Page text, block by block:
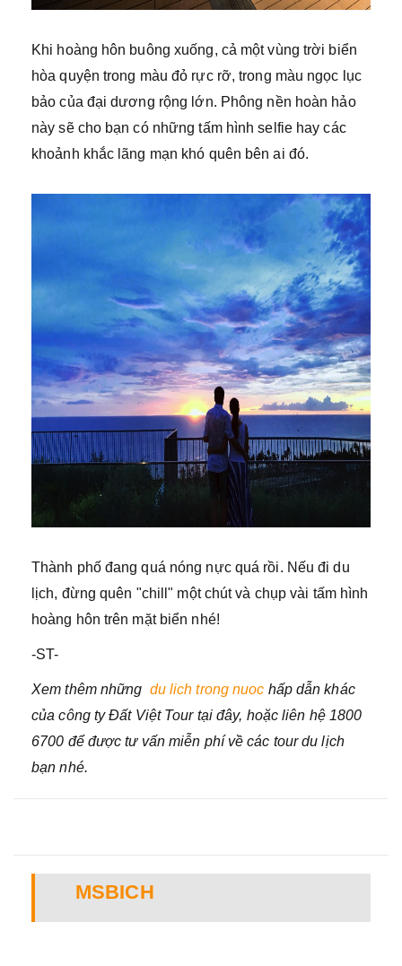
Khi hoàng hôn buông xuống, cả một vùng trời biển
hòa quyện trong màu đỏ rực rỡ, trong màu ngọc lục
bảo của đại dương rộng lớn. Phông nền hoàn hảo
này sẽ cho bạn có những tấm hình selfie hay các
khoảnh khắc lãng mạn khó quên bên ai đó.
Thành phố đang quá nóng nực quá rồi. Nếu đi du
lịch, đừng quên "chill" một chút và chụp vài tấm hình
hoàng hôn trên mặt biển nhé!
-ST-
Xem thêm những du lich trong nuoc hấp dẫn khác
của công ty Đất Việt Tour tại đây, hoặc liên hệ 1800
6700 để được tư vấn miễn phí về các tour du lịch
bạn nhé.
MSBICH